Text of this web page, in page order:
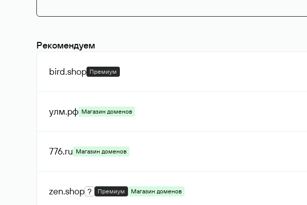
Рекомендуем
bird.shop Премиум
улм.рф Магазин доменов
776.ru Магазин доменов
zen.shop ? Премиум Магазин доменов